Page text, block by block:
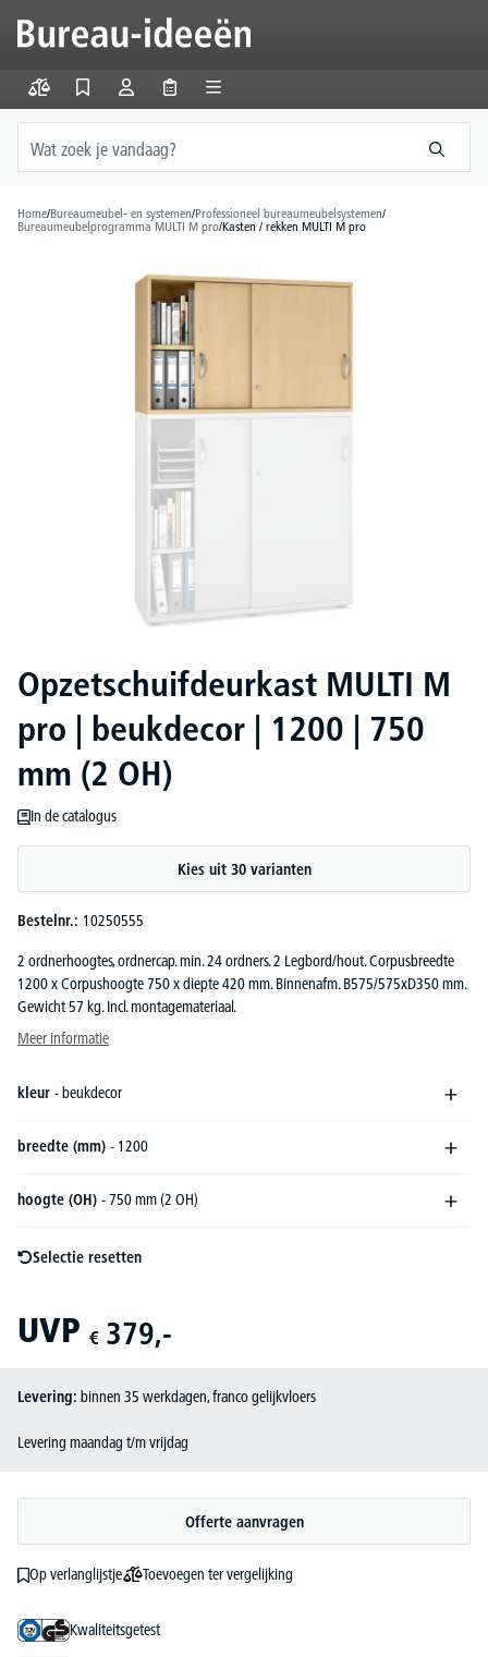
Home/Bureaumeubel- en systemen/Professioneel bureaumeubelsystemen/
Bureaumeubelprogramma MULTI M pro/Kasten / rekken MULTI M pro
Opzetschuifdeurkast MULTI M
pro | beukdecor | 1200 | 750
mm (2 OH)
In de catalogus
Kies uit 30 varianten
Bestelnr.: 10250555
2 ordnerhoogtes, ordnercap. min. 24 ordners. 2 Legbord/hout. Corpusbreedte
1200 x Corpushoogte 750 x diepte 420 mm. Binnenafm. B575/575xD350 mm.
Gewicht 57 kg. Incl. montagemateriaal.
Meer informatie
kleur - beukdecor
breedte (mm) - 1200
hoogte (OH) - 750 mm (2 OH)
Selectie resetten
UVP € 379,-
Levering: binnen 35 werkdagen, franco gelijkvloers
Levering maandag t/m vrijdag
Offerte aanvragen
Op verlanglijstje Toevoegen ter vergelijking
Kwaliteitsgetest